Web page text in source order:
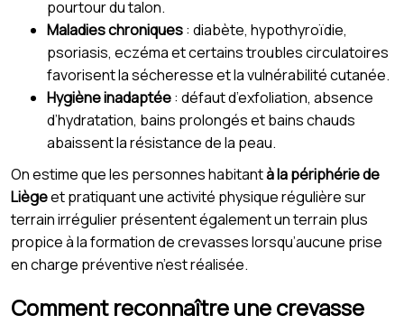
pourtour du talon.
Maladies chroniques: diabète, hypothyroïdie,
psoriasis, eczéma et certains troubles circulatoires
favorisent la sécheresse et la vulnérabilité cutanée.
Hygiène inadaptée: défaut d’exfoliation, absence
d’hydratation, bains prolongés et bains chauds
abaissent la résistance de la peau.
On estime que les personnes habitantà la périphérie de
Liègeet pratiquant une activité physique régulière sur
terrain irrégulier présentent également un terrain plus
propice à la formation de crevasses lorsqu’aucune prise
en charge préventive n’est réalisée.
Comment reconnaître une crevasse